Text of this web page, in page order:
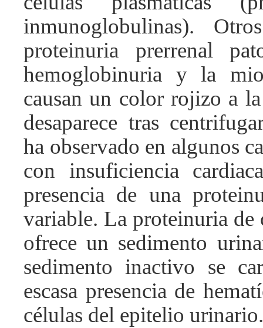
inmunoglobulinas).
proteinuria prerrenal
hemoglobinuria y la
causan un color rojizo a
desaparece tras
ha observado en algunos
con insuficiencia
presencia de una
variable. La proteinuria de
ofrece un sedimento
sedimento inactivo se
escasa presencia de
células del epitelio urinario.